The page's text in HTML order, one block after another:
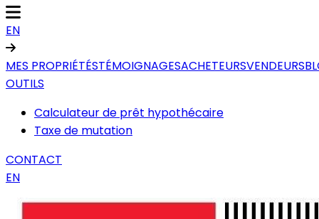
EN
MES PROPRIÉTÉSTÉMOIGNAGESACHETEURSVENDEURS
OUTILS
Calculateur de prêt hypothécaire
Taxe de mutation
CONTACT
EN